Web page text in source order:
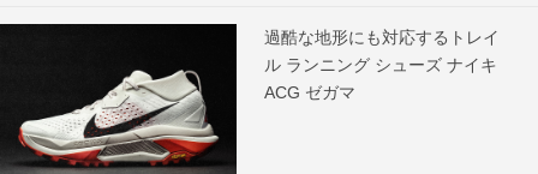
過酷な地形にも対応するトレイ
ル ランニング シューズ ナイキ
ACG ゼガマ